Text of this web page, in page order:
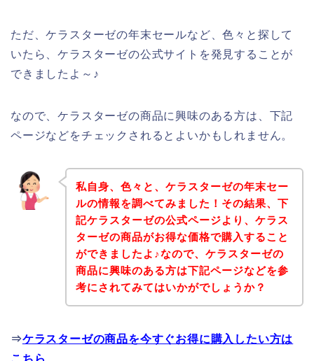
ただ、ケラスターゼの年末セールなど、色々と探して
いたら、ケラスターゼの公式サイトを発見することが
できましたよ～♪
なので、ケラスターゼの商品に興味のある方は、下記
ページなどをチェックされるとよいかもしれません。
私自身、色々と、ケラスターゼの年末セー
ルの情報を調べてみました！その結果、下
記ケラスターゼの公式ページより、ケラス
ターゼの商品がお得な価格で購入すること
ができましたよ♪なので、ケラスターゼの
商品に興味のある方は下記ページなどを参
考にされてみてはいかがでしょうか？
⇒ケラスターゼの商品を今すぐお得に購入したい方は
こちら